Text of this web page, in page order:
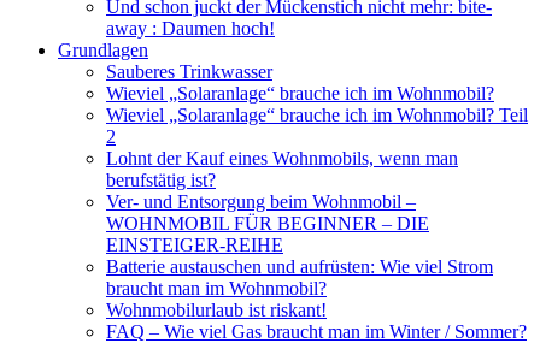
Und schon juckt der Mückenstich nicht mehr: bite-
away : Daumen hoch!
Grundlagen
Sauberes Trinkwasser
Wieviel „Solaranlage“ brauche ich im Wohnmobil?
Wieviel „Solaranlage“ brauche ich im Wohnmobil? Teil
2
Lohnt der Kauf eines Wohnmobils, wenn man
berufstätig ist?
Ver- und Entsorgung beim Wohnmobil –
WOHNMOBIL FÜR BEGINNER – DIE
EINSTEIGER-REIHE
Batterie austauschen und aufrüsten: Wie viel Strom
braucht man im Wohnmobil?
Wohnmobilurlaub ist riskant!
FAQ – Wie viel Gas braucht man im Winter / Sommer?